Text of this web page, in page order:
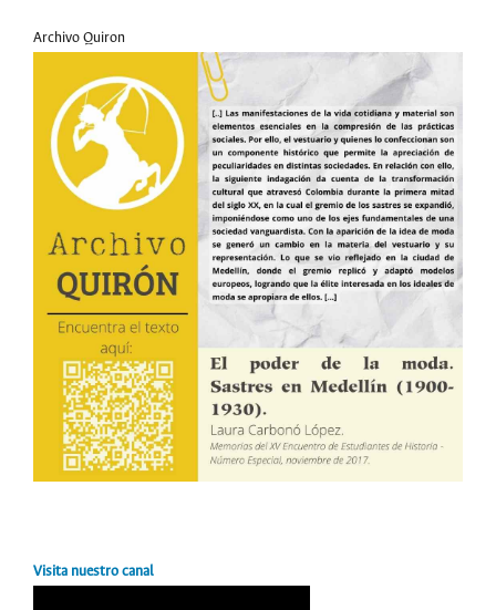
Archivo Quiron
Visita nuestro canal